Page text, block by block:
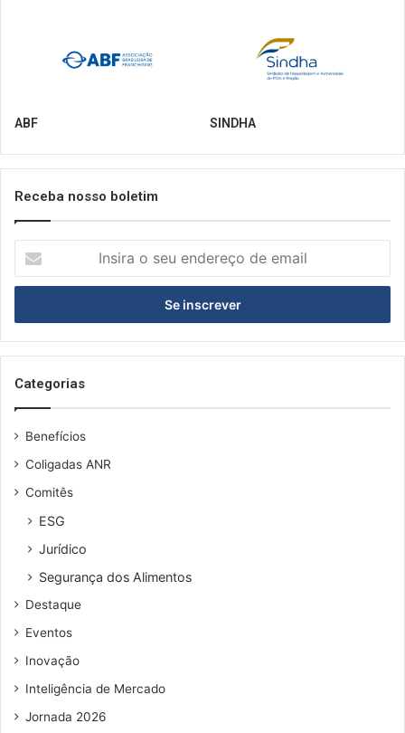
ABF SINDHA
Receba nosso boletim
seu
de
email
Categorias
Benefícios
Coligadas ANR
Comitês
ESG
Jurídico
Segurança dos Alimentos
Destaque
Eventos
Inovação
Inteligência de Mercado
Jornada 2026